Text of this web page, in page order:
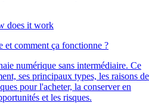
et comment ça fonctionne ?
numérique sans intermédiaire. Ce
ses principaux types, les raisons de
pour l'acheter, la conserver en
et les risques.